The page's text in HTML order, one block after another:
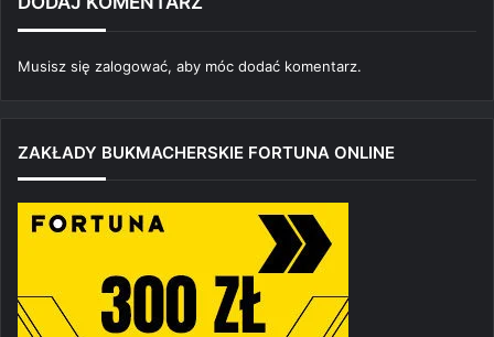
Musisz się zalogować, aby móc dodać komentarz.
ZAKŁADY BUKMACHERSKIE FORTUNA ONLINE